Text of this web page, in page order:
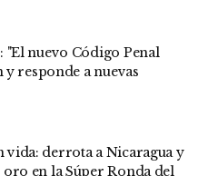
"El nuevo Código Penal
y responde a nuevas
vida: derrota a Nicaragua y
en la Súper Ronda del